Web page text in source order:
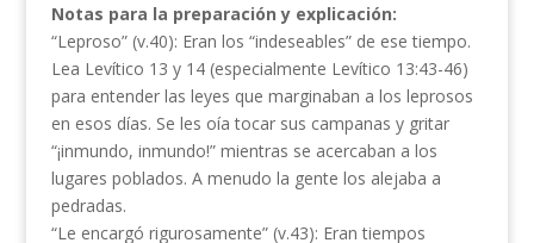
Notas para la preparación y explicación:
“Leproso” (v.40): Eran los “indeseables” de ese tiempo.
Lea Levítico 13 y 14 (especialmente Levítico 13:43-46)
para entender las leyes que marginaban a los leprosos
en esos días. Se les oía tocar sus campanas y gritar
“¡inmundo, inmundo!” mientras se acercaban a los
lugares poblados. A menudo la gente los alejaba a
pedradas.
“Le encargó rigurosamente” (v.43): Eran tiempos